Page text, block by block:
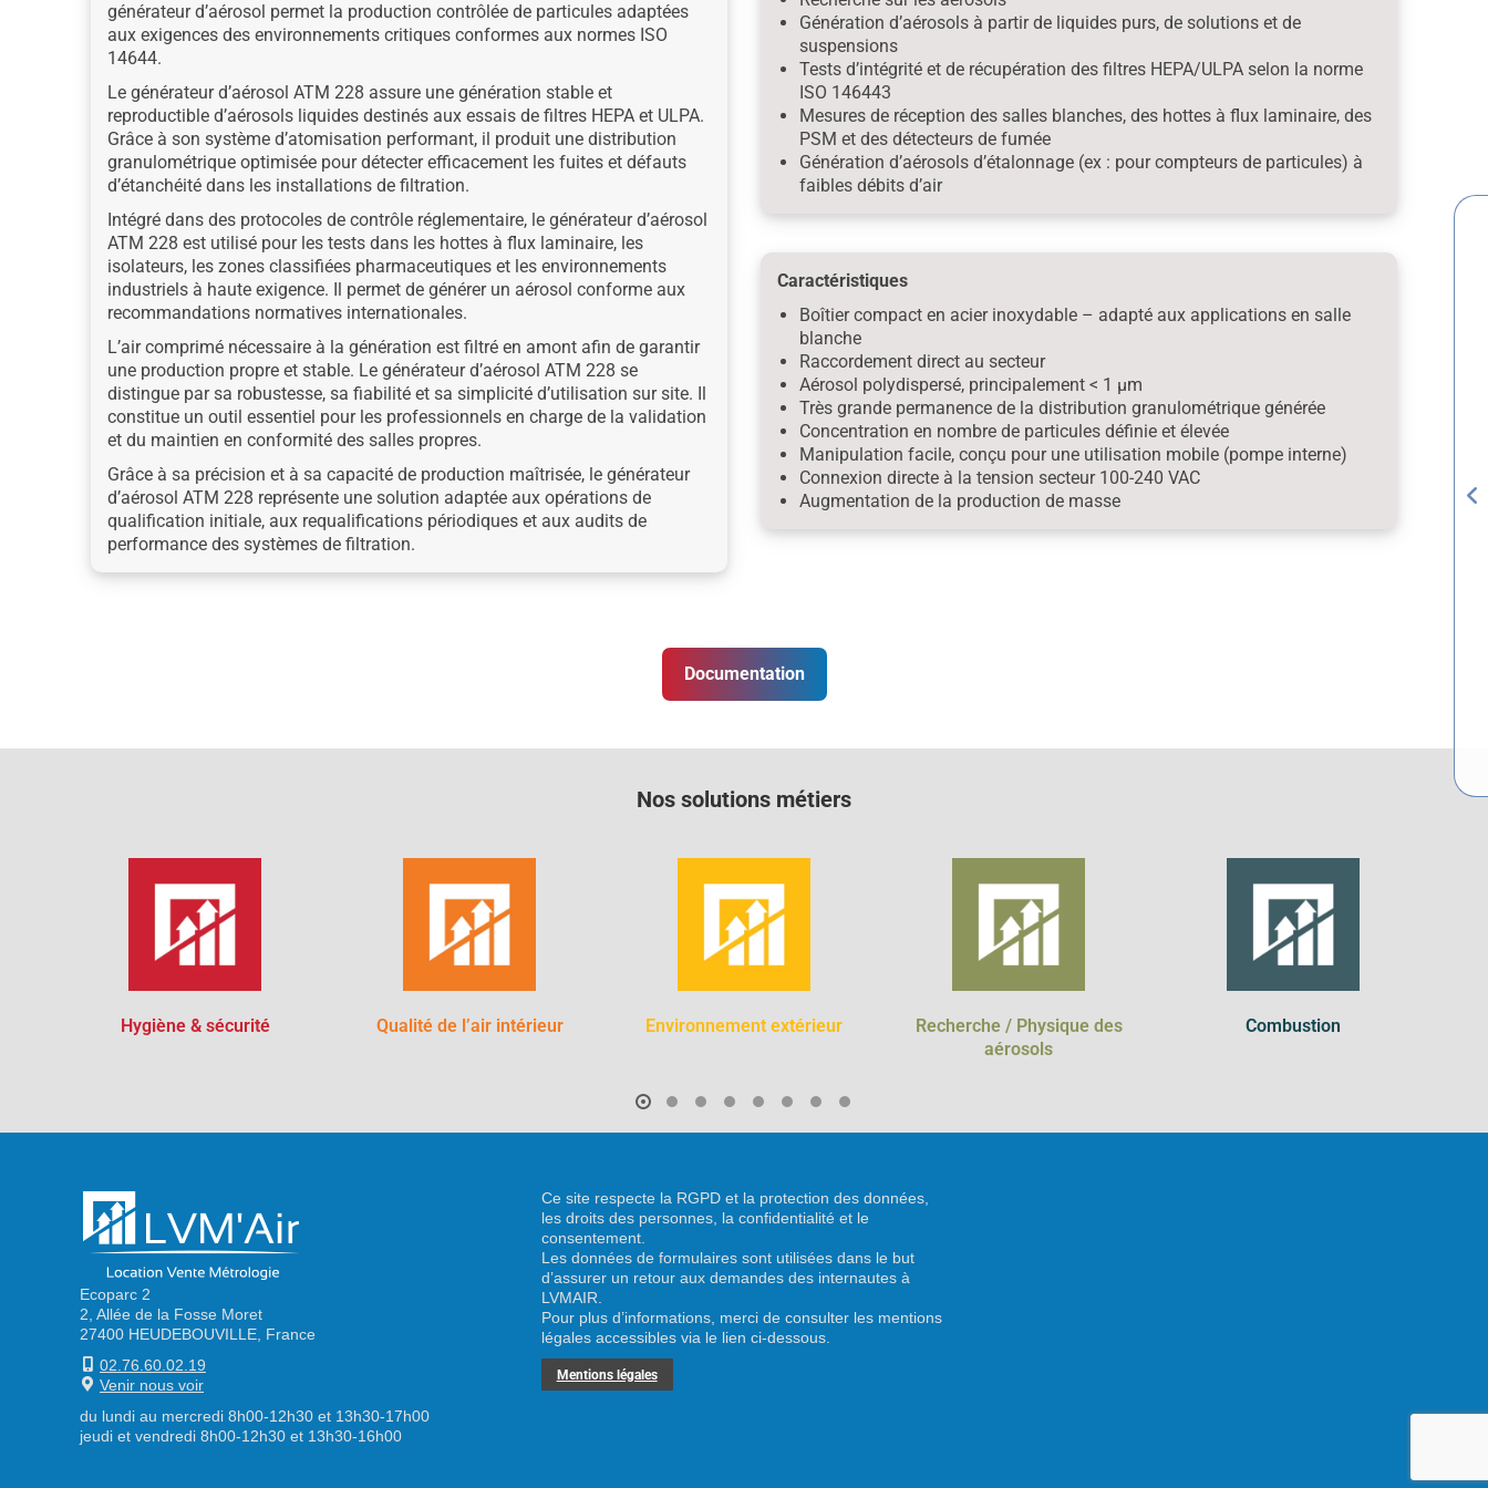
générateur d’aérosol permet la production contrôlée de particules adaptées
aux exigences des environnements critiques conformes aux normes ISO
14644.
Le générateur d’aérosol ATM 228 assure une génération stable et
reproductible d’aérosols liquides destinés aux essais de filtres HEPA et ULPA.
Grâce à son système d’atomisation performant, il produit une distribution
granulométrique optimisée pour détecter efficacement les fuites et défauts
d’étanchéité dans les installations de filtration.
Intégré dans des protocoles de contrôle réglementaire, le générateur d’aérosol
ATM 228 est utilisé pour les tests dans les hottes à flux laminaire, les
isolateurs, les zones classifiées pharmaceutiques et les environnements
industriels à haute exigence. Il permet de générer un aérosol conforme aux
recommandations normatives internationales.
L’air comprimé nécessaire à la génération est filtré en amont afin de garantir
une production propre et stable. Le générateur d’aérosol ATM 228 se
distingue par sa robustesse, sa fiabilité et sa simplicité d’utilisation sur site. Il
constitue un outil essentiel pour les professionnels en charge de la validation
et du maintien en conformité des salles propres.
Grâce à sa précision et à sa capacité de production maîtrisée, le générateur
d’aérosol ATM 228 représente une solution adaptée aux opérations de
qualification initiale, aux requalifications périodiques et aux audits de
performance des systèmes de filtration.
Génération d’aérosols à partir de liquides purs, de solutions et de
suspensions
Tests d’intégrité et de récupération des filtres HEPA/ULPA selon la norme
ISO 146443
Mesures de réception des salles blanches, des hottes à flux laminaire, des
PSM et des détecteurs de fumée
Génération d’aérosols d’étalonnage (ex : pour compteurs de particules) à
faibles débits d’air
Caractéristiques
Boîtier compact en acier inoxydable – adapté aux applications en salle
blanche
Raccordement direct au secteur
Aérosol polydispersé, principalement < 1 µm
Très grande permanence de la distribution granulométrique générée
Concentration en nombre de particules définie et élevée
Manipulation facile, conçu pour une utilisation mobile (pompe interne)
Connexion directe à la tension secteur 100-240 VAC
Augmentation de la production de masse
Documentation
Nos solutions métiers
Hygiène & sécurité Qualité de l’air intérieur Environnement extérieur
Recherche / Physique des
aérosols
Combustion
Ecoparc 2
2, Allée de la Fosse Moret
27400 HEUDEBOUVILLE, France
02.76.60.02.19
Venir nous voir
du lundi au mercredi 8h00-12h30 et 13h30-17h00
jeudi et vendredi 8h00-12h30 et 13h30-16h00
Ce site respecte la RGPD et la protection des données,
les droits des personnes, la confidentialité et le
consentement.
Les données de formulaires sont utilisées dans le but
d’assurer un retour aux demandes des internautes à
LVMAIR.
Pour plus d’informations, merci de consulter les mentions
légales accessibles via le lien ci-dessous.
Mentions légales